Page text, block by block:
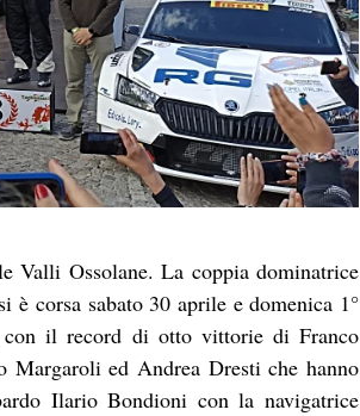
Valli Ossolane. La coppia dominatrice
corsa sabato 30 aprile e domenica 1°
con il record di otto vittorie di Franco
Margaroli ed Andrea Dresti che hanno
Ilario Bondioni con la navigatrice